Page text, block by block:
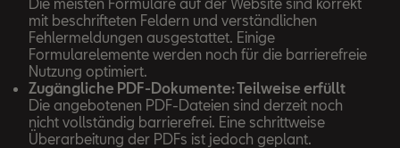
mit beschrifteten Feldern und verständlichen
Fehlermeldungen ausgestattet. Einige
Formularelemente werden noch für die barrierefreie
Nutzung optimiert.
Zugängliche PDF-Dokumente: Teilweise erfüllt
Die angebotenen PDF-Dateien sind derzeit noch
nicht vollständig barrierefrei. Eine schrittweise
Überarbeitung der PDFs ist jedoch geplant.